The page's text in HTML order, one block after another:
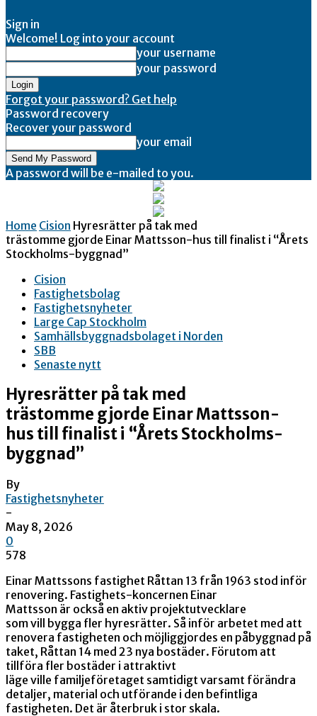
Sign in
Welcome! Log into your account
your username
your password
Forgot your password? Get help
Password recovery
Recover your password
your email
A password will be e-mailed to you.
Home Cision Hyresrätter på tak med
trästomme gjorde Einar Mattsson-hus till finalist i “Årets
Stockholms-byggnad”
Cision
Fastighetsbolag
Fastighetsnyheter
Large Cap Stockholm
Samhällsbyggnadsbolaget i Norden
SBB
Senaste nytt
Hyresrätter på tak med
trästomme gjorde Einar Mattsson-
hus till finalist i “Årets Stockholms-
byggnad”
By
Fastighetsnyheter
-
May 8, 2026
0
578
Einar Mattssons fastighet Råttan 13 från 1963 stod inför
renovering. Fastighets-koncernen Einar
Mattsson är också en aktiv projektutvecklare
som vill bygga fler hyresrätter. Så inför arbetet med att
renovera fastigheten och möjliggjordes en påbyggnad på
taket, Råttan 14 med 23 nya bostäder. Förutom att
tillföra fler bostäder i attraktivt
läge ville familjeföretaget samtidigt varsamt förändra
detaljer, material och utförande i den befintliga
fastigheten. Det är återbruk i stor skala.